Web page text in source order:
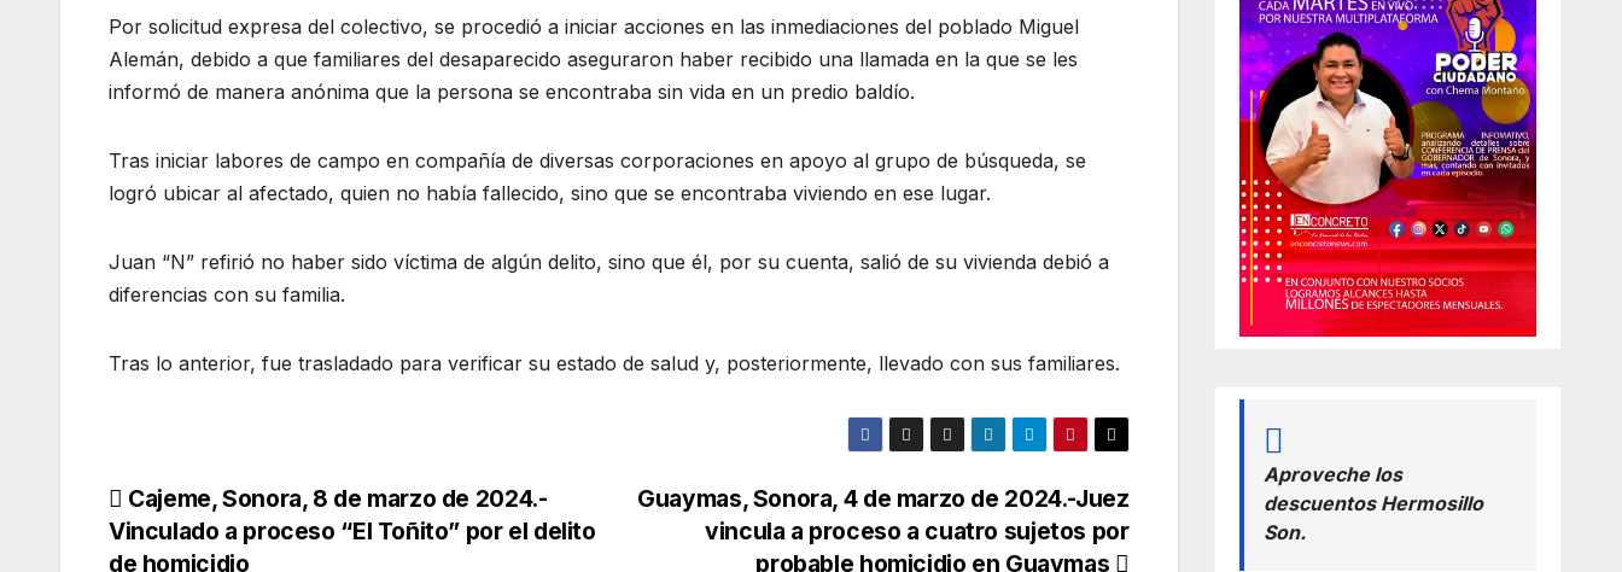
Por solicitud expresa del colectivo, se procedió a iniciar acciones en las inmediaciones del poblado Miguel
Alemán, debido a que familiares del desaparecido aseguraron haber recibido una llamada en la que se les
informó de manera anónima que la persona se encontraba sin vida en un predio baldío.
Tras iniciar labores de campo en compañía de diversas corporaciones en apoyo al grupo de búsqueda, se
logró ubicar al afectado, quien no había fallecido, sino que se encontraba viviendo en ese lugar.
Juan “N” refirió no haber sido víctima de algún delito, sino que él, por su cuenta, salió de su vivienda debió a
diferencias con su familia.
Tras lo anterior, fue trasladado para verificar su estado de salud y, posteriormente, llevado con sus familiares.
Navegación
de
Guaymas, Sonora, 4 de marzo de 2024.-Juez
vincula a proceso a cuatro sujetos por
probable homicidio en Guaymas
Cajeme, Sonora, 8 de marzo de 2024.-
Vinculado a proceso “El Toñito” por el delito
de homicidio
Aproveche los
descuentos Hermosillo
Son.